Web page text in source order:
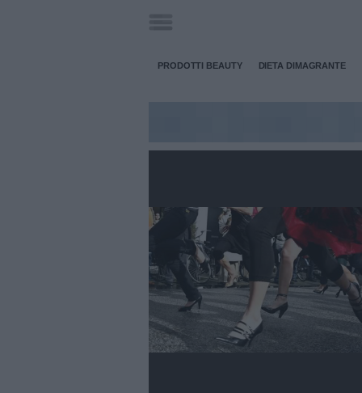
PRODOTTI BEAUTY DIETA DIMAGRANTE